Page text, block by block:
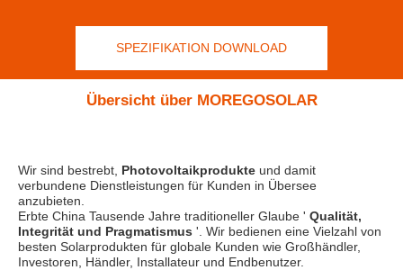
SPEZIFIKATION DOWNLOAD
Übersicht über MOREGOSOLAR
Wir sind bestrebt, Photovoltaikprodukte und damit
verbundene Dienstleistungen für Kunden in Übersee
anzubieten.
Erbte China Tausende Jahre traditioneller Glaube ' Qualität,
Integrität und Pragmatismus '. Wir bedienen eine Vielzahl von
besten Solarprodukten für globale Kunden wie Großhändler,
Investoren, Händler, Installateur und Endbenutzer.